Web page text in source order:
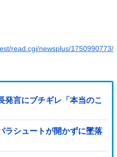
read.cgi/newsplus/1750990773/
発言にブチギレ「本当のこ
ラシュートが開かずに墜落